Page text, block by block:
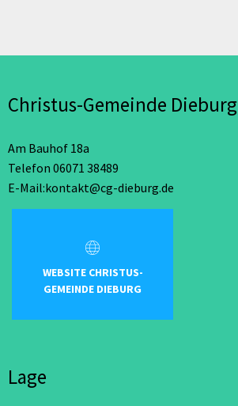
Christus-Gemeinde Dieburg
Am Bauhof 18a
Telefon 06071 38489
E-Mail:kontakt@cg-dieburg.de
WEBSITE CHRISTUS-
GEMEINDE DIEBURG
Lage